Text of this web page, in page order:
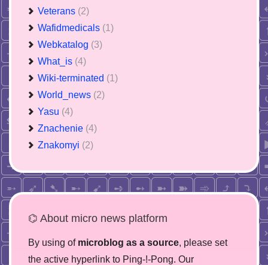
Veterans (2)
Wafidmedicals (1)
Webkatalog (3)
What_is (4)
Wiki-terminated (1)
World_news (2)
Yasu (4)
Znachenie (4)
Znakomyi (2)
⌬ About micro news platform
By using of microblog as a source, please set
the active hyperlink to Ping-!-Pong. Our